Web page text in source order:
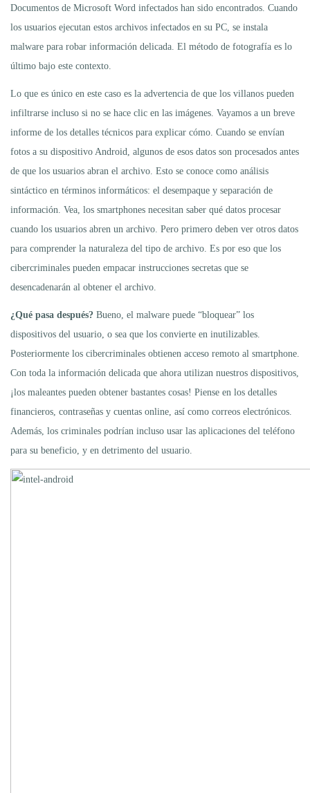
Documentos de Microsoft Word infectados han sido encontrados. Cuando
los usuarios ejecutan estos archivos infectados en su PC, se instala
malware para robar información delicada. El método de fotografía es lo
último bajo este contexto.
Lo que es único en este caso es la advertencia de que los villanos pueden
infiltrarse incluso si no se hace clic en las imágenes. Vayamos a un breve
informe de los detalles técnicos para explicar cómo. Cuando se envían
fotos a su dispositivo Android, algunos de esos datos son procesados antes
de que los usuarios abran el archivo. Esto se conoce como análisis
sintáctico en términos informáticos: el desempaque y separación de
información. Vea, los smartphones necesitan saber qué datos procesar
cuando los usuarios abren un archivo. Pero primero deben ver otros datos
para comprender la naturaleza del tipo de archivo. Es por eso que los
cibercriminales pueden empacar instrucciones secretas que se
desencadenarán al obtener el archivo.
¿Qué pasa después? Bueno, el malware puede “bloquear” los
dispositivos del usuario, o sea que los convierte en inutilizables.
Posteriormente los cibercriminales obtienen acceso remoto al smartphone.
Con toda la información delicada que ahora utilizan nuestros dispositivos,
¡los maleantes pueden obtener bastantes cosas! Piense en los detalles
financieros, contraseñas y cuentas online, así como correos electrónicos.
Además, los criminales podrían incluso usar las aplicaciones del teléfono
para su beneficio, y en detrimento del usuario.